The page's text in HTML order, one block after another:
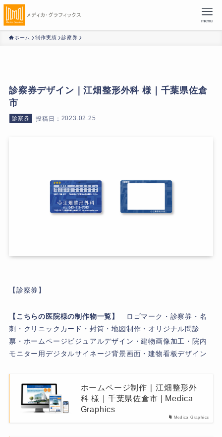
menu
ホーム 制作実績 診察券
診察券デザイン｜江畑整形外科 様｜千葉県佐倉
市
診察券 2023.02.25
【診察券】
【こちらの医院様の制作物一覧】
ロゴマーク・診察券・名
刺・クリニックカード・封筒・地図制作・オリジナル問診
票・ホームページビジュアルデザイン・建物画像加工・院内
モニター用デジタルサイネージ背景画面・建物看板デザイン
Medica Graphics
ホームページ制作｜江畑整形外
科 様｜千葉県佐倉市 | Medica
Graphics